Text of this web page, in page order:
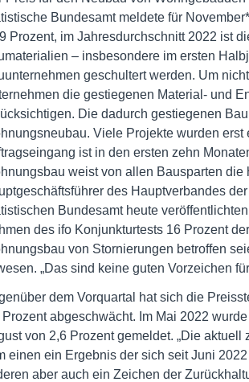
Bundesamt meldete für
Prozent, im Jahresdurchschnitt 2022 ist
– insbesondere im ersten
geschultert werden. Um
die gestiegenen Material- und
Die dadurch gestiegenen
Viele Projekte wurden
ist in den ersten zehn
weist von allen Bausparten die
des Hauptverbandes
Bundesamt heute
des ifo Konjunkturtests 16 Prozent
von Stornierungen betroffen
„Das sind keine guten Vorzeichen
dem Vorquartal hat sich die
Prozent abgeschwächt. Im Mai 2022
von 2,6 Prozent gemeldet. „Die
einen ein Ergebnis der sich seit Juni
aber auch ein Zeichen der